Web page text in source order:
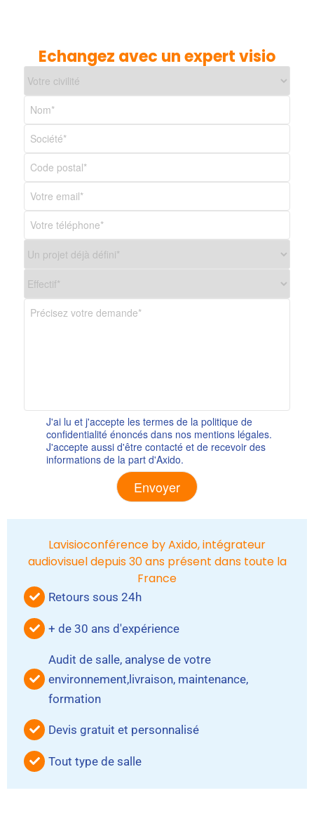
Echangez avec un expert visio
J'ai lu et j'accepte les termes de la politique de
confidentialité énoncés dans nos mentions légales.
J'accepte aussi d'être contacté et de recevoir des
informations de la part d'Axido.
Lavisioconférence by Axido, intégrateur
audiovisuel depuis 30 ans présent dans toute la
France
Retours sous 24h
+ de 30 ans d'expérience
Audit de salle, analyse de votre
environnement,livraison, maintenance,
formation
Devis gratuit et personnalisé
Tout type de salle